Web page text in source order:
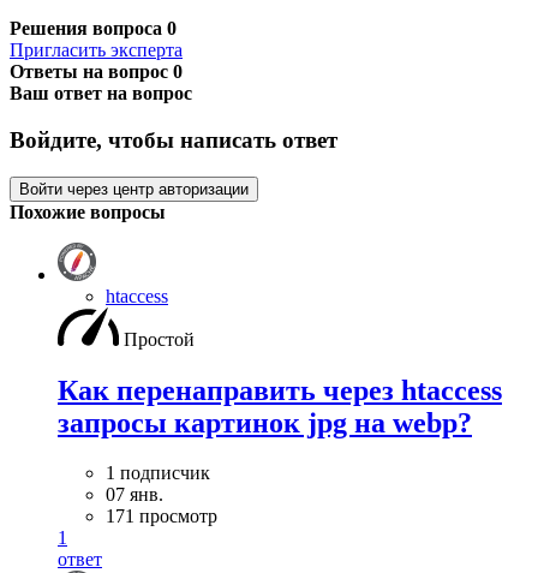
Решения вопроса 0
Пригласить эксперта
Ответы на вопрос 0
Ваш ответ на вопрос
Войдите, чтобы написать ответ
Войти через центр авторизации
Похожие вопросы
htaccess
Простой
Как перенаправить через htaccess
запросы картинок jpg на webp?
1 подписчик
07 янв.
171 просмотр
1
ответ